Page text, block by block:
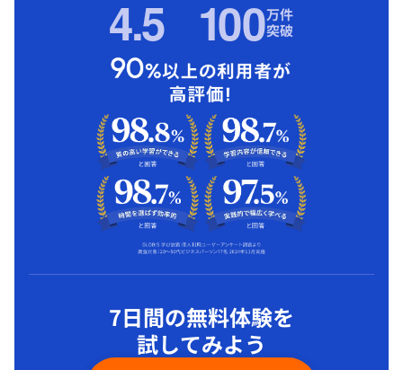
4.5 100万件
突破
7日間の無料体験を
試してみよう